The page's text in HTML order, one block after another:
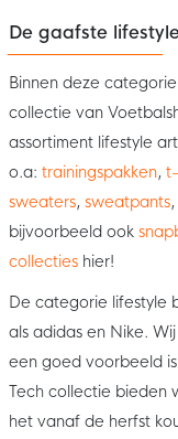
De gaafste
Binnen deze
collectie van
assortiment lifestyle
o.a: trainingspakken,
sweaters, sweatpants,
bijvoorbeeld ook
collecties hier!
De categorie lifestyle
als adidas en Nike.
een goed voorbeeld
Tech collectie bieden
het vanaf de herfst